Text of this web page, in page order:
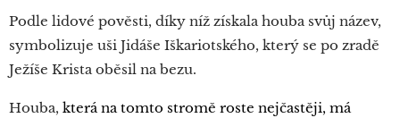
Podle lidové pověsti, díky níž získala houba svůj název,
symbolizuje uši Jidáše Iškariotského, který se po zradě
Ježíše Krista oběsil na bezu.
Houba, která na tomto stromě roste nejčastěji, má